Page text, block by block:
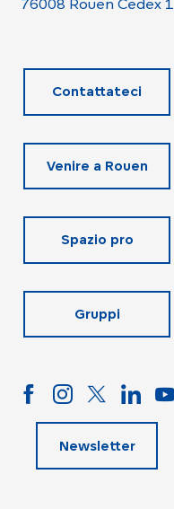
76008 Rouen Cedex 1
Contattateci
Venire a Rouen
Spazio pro
Gruppi
Newsletter